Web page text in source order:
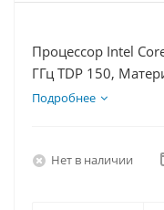
Процессор Intel
ГГц TDP 150,
Видеокарта RTX
Подробнее
Нет в наличии